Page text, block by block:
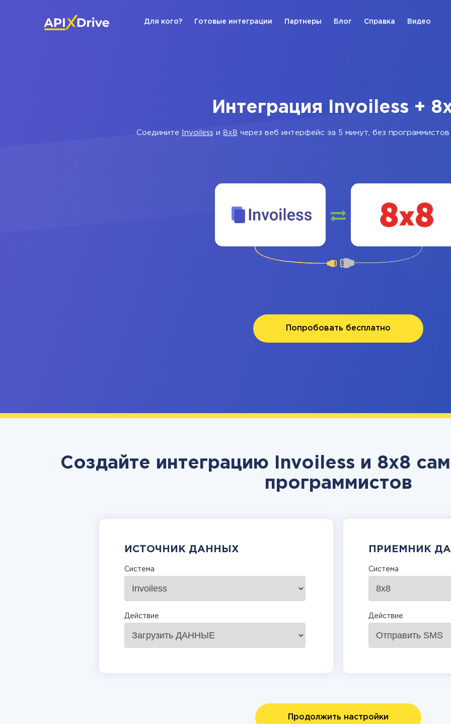
Для кого? Готовые интеграции Партнеры Блог Справка Видео
Интеграция Invoiless +
Соедините Invoiless и 8x8 через веб интерфейс за 5 минут, без программистов
Попробовать бесплатно
Создайте интеграцию Invoiless и 8x8
программистов
ИСТОЧНИК ДАННЫХ
Система
Действие
ПРИЕМНИК
Система
Действие
Продолжить настройки